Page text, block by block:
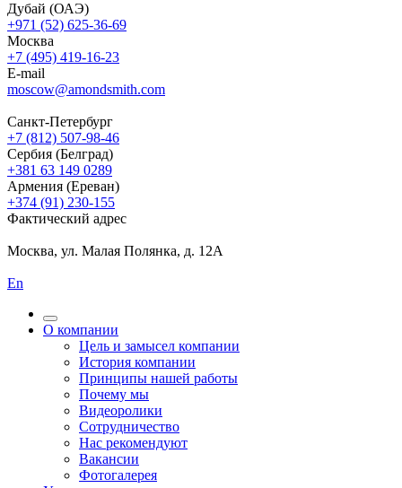
Дубай (ОАЭ)
+971 (52) 625-36-69
Москва
+7 (495) 419-16-23
E-mail
moscow@amondsmith.com
Санкт-Петербург
+7 (812) 507-98-46
Сербия (Белград)
+381 63 149 0289
Армения (Ереван)
+374 (91) 230-155
Фактический адрес
Москва, ул. Малая Полянка, д. 12А
En
О компании
Цель и замысел компании
История компании
Принципы нашей работы
Почему мы
Видеоролики
Сотрудничество
Нас рекомендуют
Вакансии
Фотогалерея